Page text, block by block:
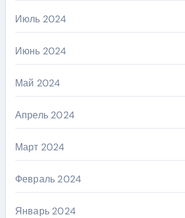
Июль 2024
Июнь 2024
Май 2024
Апрель 2024
Март 2024
Февраль 2024
Январь 2024